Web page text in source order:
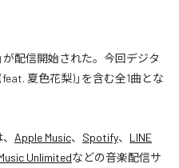
が配信開始された。今回デジタ
夏色花梨)」を含む全1曲とな
Apple Music、 Spotify、 LINE
Unlimitedなどの音楽配信サ